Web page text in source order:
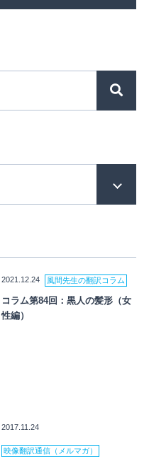
2021.12.24 風間先生の翻訳コラム
コラム第84回：黒人の髪形（女
性編）
2017.11.24
映像翻訳通信（メルマガ）